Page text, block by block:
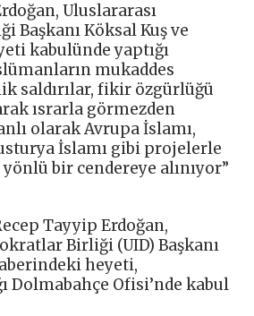
Uluslararası
Başkanı Köksal Kuş ve
kabulünde yaptığı
mukaddes
saldırılar, fikir özgürlüğü
ısrarla görmezden
olarak Avrupa İslamı,
İslamı gibi projelerle
bir cendereye alınıyor”
Tayyip Erdoğan,
Birliği (UID) Başkanı
heyeti,
Dolmabahçe Ofisi’nde kabul